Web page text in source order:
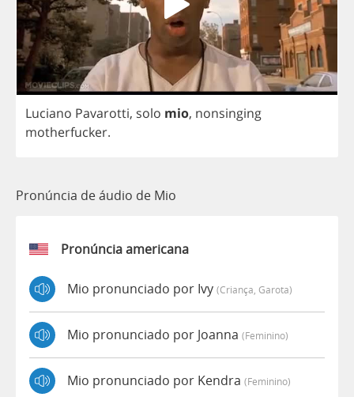
Luciano Pavarotti, solo mio, nonsinging
motherfucker.
Pronúncia de áudio de Mio
Pronúncia americana
Mio pronunciado por Ivy (criança, Garota)
Mio pronunciado por Joanna (feminino)
Mio pronunciado por Kendra (feminino)